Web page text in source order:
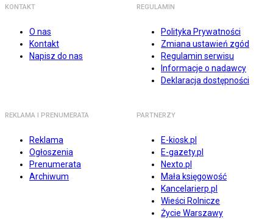
KONTAKT
O nas
Kontakt
Napisz do nas
REGULAMIN
Polityka Prywatności
Zmiana ustawień zgód
Regulamin serwisu
Informacje o nadawcy
Deklaracja dostępności
REKLAMA I PRENUMERATA
Reklama
Ogłoszenia
Prenumerata
Archiwum
PARTNERZY
E-kiosk.pl
E-gazety.pl
Nexto.pl
Mała księgowość
Kancelarierp.pl
Wieści Rolnicze
Życie Warszawy